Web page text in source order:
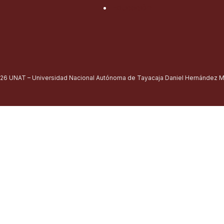
UNAT – Universidad Nacional Autónoma de Tayacaja Daniel Hernández